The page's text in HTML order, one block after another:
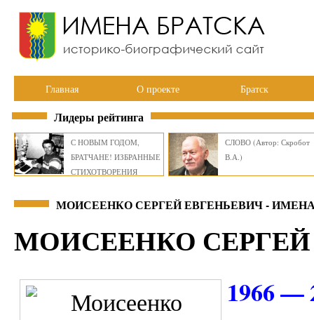
Главная О проекте Братск
Лидеры рейтинга
С НОВЫМ ГОДОМ,
БРАТЧАНЕ! ИЗБРАННЫЕ
СТИХОТВОРЕНИЯ
СЛОВО (Автор: Скробот
В.А.)
МОИСЕЕНКО СЕРГЕЙ ЕВГЕНЬЕВИЧ -
МОИСЕЕНКО
1966 —